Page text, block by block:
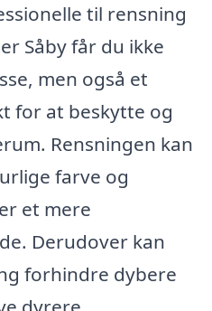
til rensning
Såby får du ikke
men også et
for at beskytte og
Rensningen kan
farve og
et mere
Derudover kan
forhindre dybere